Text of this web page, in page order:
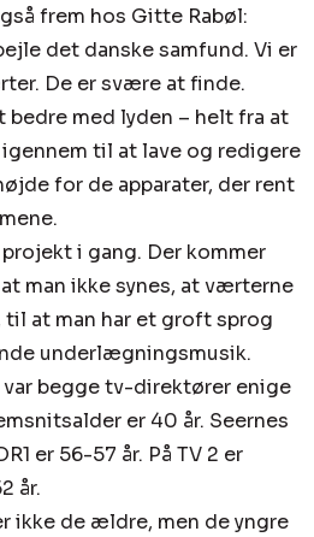
frem hos Gitte Rabøl:
det danske samfund. Vi er
De er svære at finde.
bedre med lyden – helt fra at
til at lave og redigere
for de apparater, der rent
i gang. Der kommer
man ikke synes, at værterne
at man har et groft sprog
underlægningsmusik.
begge tv-direktører enige
er 40 år. Seernes
er 56-57 år. På TV 2 er
år.
ikke de ældre, men de yngre